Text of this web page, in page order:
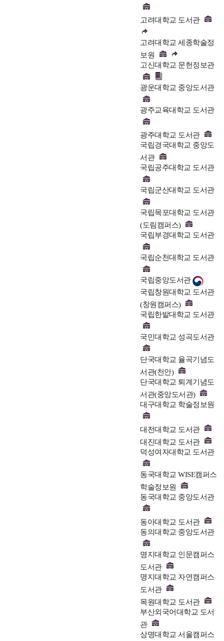
고려대학교 도서관
고려대학교 세종학술정
보원
고신대학교 문헌정보관
광운대학교 중앙도서관
광주교육대학교 도서관
광주대학교 도서관
국립경국대학교 중앙도
서관
국립공주대학교 도서관
국립군산대학교 도서관
국립목포대학교 도서관
(도림캠퍼스)
국립부경대학교 도서관
국립순천대학교 도서관
국립중앙도서관
국립창원대학교 도서관
(창원캠퍼스)
국립한밭대학교 도서관
국민대학교 성곡도서관
단국대학교 율곡기념도
서관(천안)
단국대학교 퇴계기념도
서관(중앙도서관)
대구대학교 학술정보원
대전대학교 도서관
대진대학교 도서관
덕성여자대학교 도서관
동국대학교 WISE캠퍼스
학술정보원
동국대학교 중앙도서관
동아대학교 도서관
동의대학교 중앙도서관
명지대학교 인문캠퍼스
도서관
명지대학교 자연캠퍼스
도서관
목원대학교 도서관
부산외국어대학교 도서
관
상명대학교 서울캠퍼스